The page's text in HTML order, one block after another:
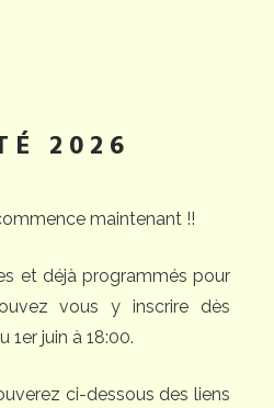
2026
maintenant !!
et déjà programmés pour
vous y inscrire dès
1er juin à 18:00.
ci-dessous des liens